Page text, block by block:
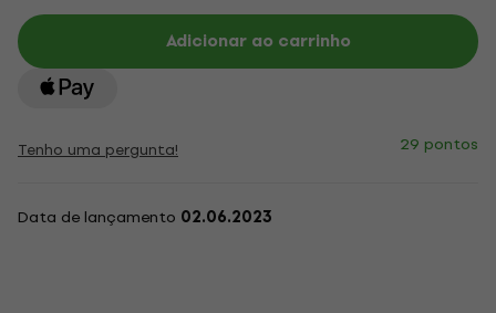
Adicionar ao carrinho
Tenho uma pergunta! 29 pontos
Data de lançamento 02.06.2023